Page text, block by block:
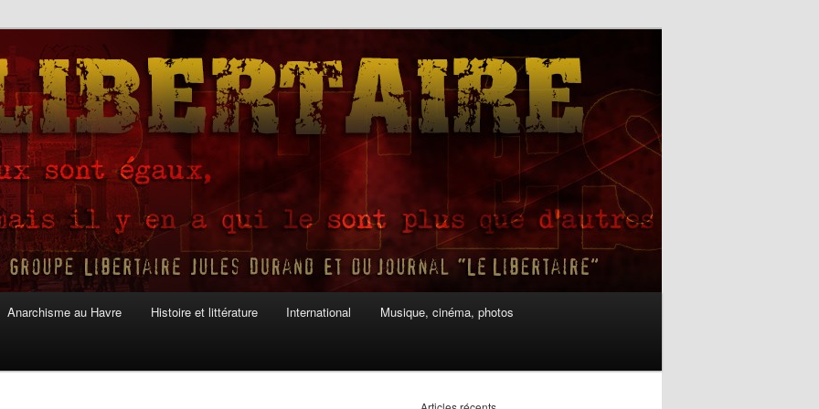
Anarchisme au Havre Histoire et littérature International Musique, cinéma, photos